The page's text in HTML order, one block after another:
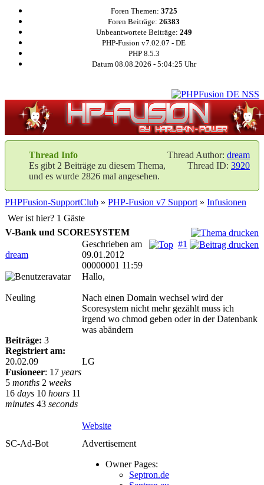
Foren Themen: 3725
Foren Beiträge: 26383
Unbeantwortete Beiträge: 249
PHP-Fusion v7.02.07 - DE
PHP 8.5.3
Datum 08.08.2026 - 5:04:26 Uhr
Thread Author: dream
Thread ID: 3920
Thread Info
Es gibt 2 Beiträge zu diesem Thema,
und es wurde 2826 mal angesehen.
PHPFusion-SupportClub » PHP-Fusion v7 Support » Infusionen
Wer ist hier? 1 Gäste
V-Bank und SCORESYSTEM
dream
#1
Geschrieben am
09.01.2012
00000001 11:59
Neuling
Beiträge: 3
Registriert am:
20.02.09
Fusioneer: 17 years
5 months 2 weeks
16 days 10 hours 11
minutes 43 seconds
Hallo,
Nach einen Domain wechsel wird der
Scoresystem nicht mehr gezählt muss ich
irgend wo chmod geben oder in der Datenbank
was abändern
LG
Website
SC-Ad-Bot
Advertisement
Owner Pages:
Septron.de